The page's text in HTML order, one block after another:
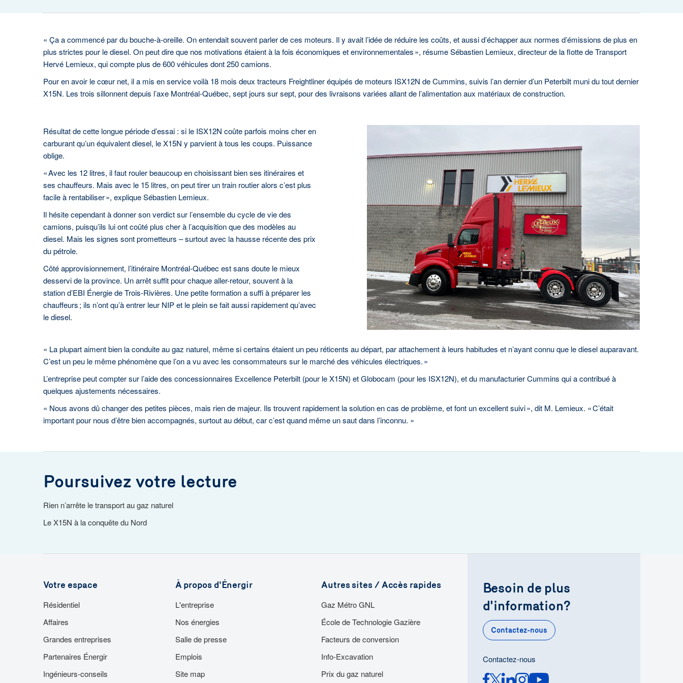
« Ça a commencé par du bouche-à-oreille. On entendait souvent parler de ces moteurs. Il y avait l’idée de réduire les coûts, et aussi d’échapper aux normes d’émissions de plus en
plus strictes pour le diesel. On peut dire que nos motivations étaient à la fois économiques et environnementales », résume Sébastien Lemieux, directeur de la flotte de Transport
Hervé Lemieux, qui compte plus de 600 véhicules dont 250 camions.
Pour en avoir le cœur net, il a mis en service voilà 18 mois deux tracteurs Freightliner équipés de moteurs ISX12N de Cummins, suivis l’an dernier d’un Peterbilt muni du tout dernier
X15N. Les trois sillonnent depuis l’axe Montréal-Québec, sept jours sur sept, pour des livraisons variées allant de l’alimentation aux matériaux de construction.
Résultat de cette longue période d’essai : si le ISX12N coûte parfois moins cher en
carburant qu’un équivalent diesel, le X15N y parvient à tous les coups. Puissance
oblige.
« Avec les 12 litres, il faut rouler beaucoup en choisissant bien ses itinéraires et
ses chauffeurs. Mais avec le 15 litres, on peut tirer un train routier alors c’est plus
facile à rentabiliser », explique Sébastien Lemieux.
Il hésite cependant à donner son verdict sur l’ensemble du cycle de vie des
camions, puisqu’ils lui ont coûté plus cher à l’acquisition que des modèles au
diesel. Mais les signes sont prometteurs – surtout avec la hausse récente des prix
du pétrole.
Côté approvisionnement, l’itinéraire Montréal-Québec est sans doute le mieux
desservi de la province. Un arrêt suffit pour chaque aller-retour, souvent à la
station d’EBI Énergie de Trois-Rivières. Une petite formation a suffi à préparer les
chauffeurs ; ils n’ont qu’à entrer leur NIP et le plein se fait aussi rapidement qu’avec
le diesel.
« La plupart aiment bien la conduite au gaz naturel, même si certains étaient un peu réticents au départ, par attachement à leurs habitudes et n’ayant connu que le diesel auparavant.
C’est un peu le même phénomène que l’on a vu avec les consommateurs sur le marché des véhicules électriques. »
L’entreprise peut compter sur l’aide des concessionnaires Excellence Peterbilt (pour le X15N) et Globocam (pour les ISX12N), et du manufacturier Cummins qui a contribué à
quelques ajustements nécessaires.
« Nous avons dû changer des petites pièces, mais rien de majeur. Ils trouvent rapidement la solution en cas de problème, et font un excellent suivi », dit M. Lemieux. « C’était
important pour nous d’être bien accompagnés, surtout au début, car c’est quand même un saut dans l’inconnu. »
Poursuivez votre lecture
Rien n’arrête le transport au gaz naturel
Le X15N à la conquête du Nord
Votre espace
Résidentiel
Affaires
Grandes entreprises
Partenaires Énergir
Ingénieurs-conseils
À propos d'Énergir
L'entreprise
Nos énergies
Salle de presse
Emplois
Site map
Autres sites / Accès rapides
Gaz Métro GNL
École de Technologie Gazière
Facteurs de conversion
Info-Excavation
Prix du gaz naturel
Besoin de plus
d'information?
Contactez-nous
Contactez-nous